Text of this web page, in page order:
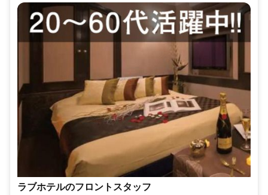
ラブホテルのフロントスタッフ